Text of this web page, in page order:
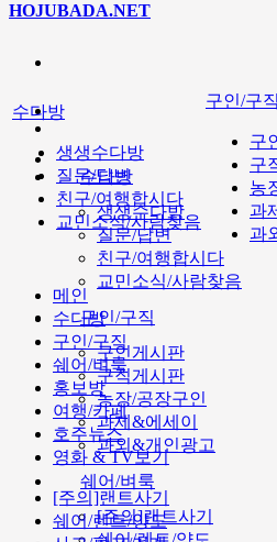
HOJUBADA.NET
수다방
생생수다방
질문/답변
친구/여행합시다
교민소식/사람찾음
구인/구직
구인게시판
구직게시판
농장/공장구인
과제&에세이
과외&개인광고
쉐어/벼룩
[주의]랜트사기
수다방
생생수다방
질문/답변
친구/여행합시다
교민소식/사람찾음
구인/구직
구
구
농
과
과
메인
수다방
구인/구직
쉐어/벼룩
홍보방
여행/카페
호주뉴스
영화 & TV보기
[주의]랜트사기
쉐어/렌트/양도